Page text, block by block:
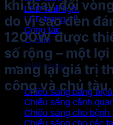
LED wall light
LED trang trí
Công tắc
Ổ cắm
Giải pháp
Chiếu sáng bảng
Chiếu sáng cảnh
Chiếu sáng cho bệnh
khi thay đổi
do vì sao đèn
1200W được
số rộng – một
mang lại giá trị
công và chủ tàu.